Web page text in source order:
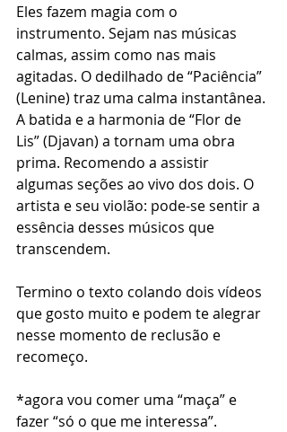
Eles fazem magia com o
instrumento. Sejam nas músicas
calmas, assim como nas mais
agitadas. O dedilhado de “Paciência”
(Lenine) traz uma calma instantânea.
A batida e a harmonia de “Flor de
Lis” (Djavan) a tornam uma obra
prima. Recomendo a assistir
algumas seções ao vivo dos dois. O
artista e seu violão: pode-se sentir a
essência desses músicos que
transcendem.
Termino o texto colando dois vídeos
que gosto muito e podem te alegrar
nesse momento de reclusão e
recomeço.
*agora vou comer uma “maça” e
fazer “só o que me interessa”.